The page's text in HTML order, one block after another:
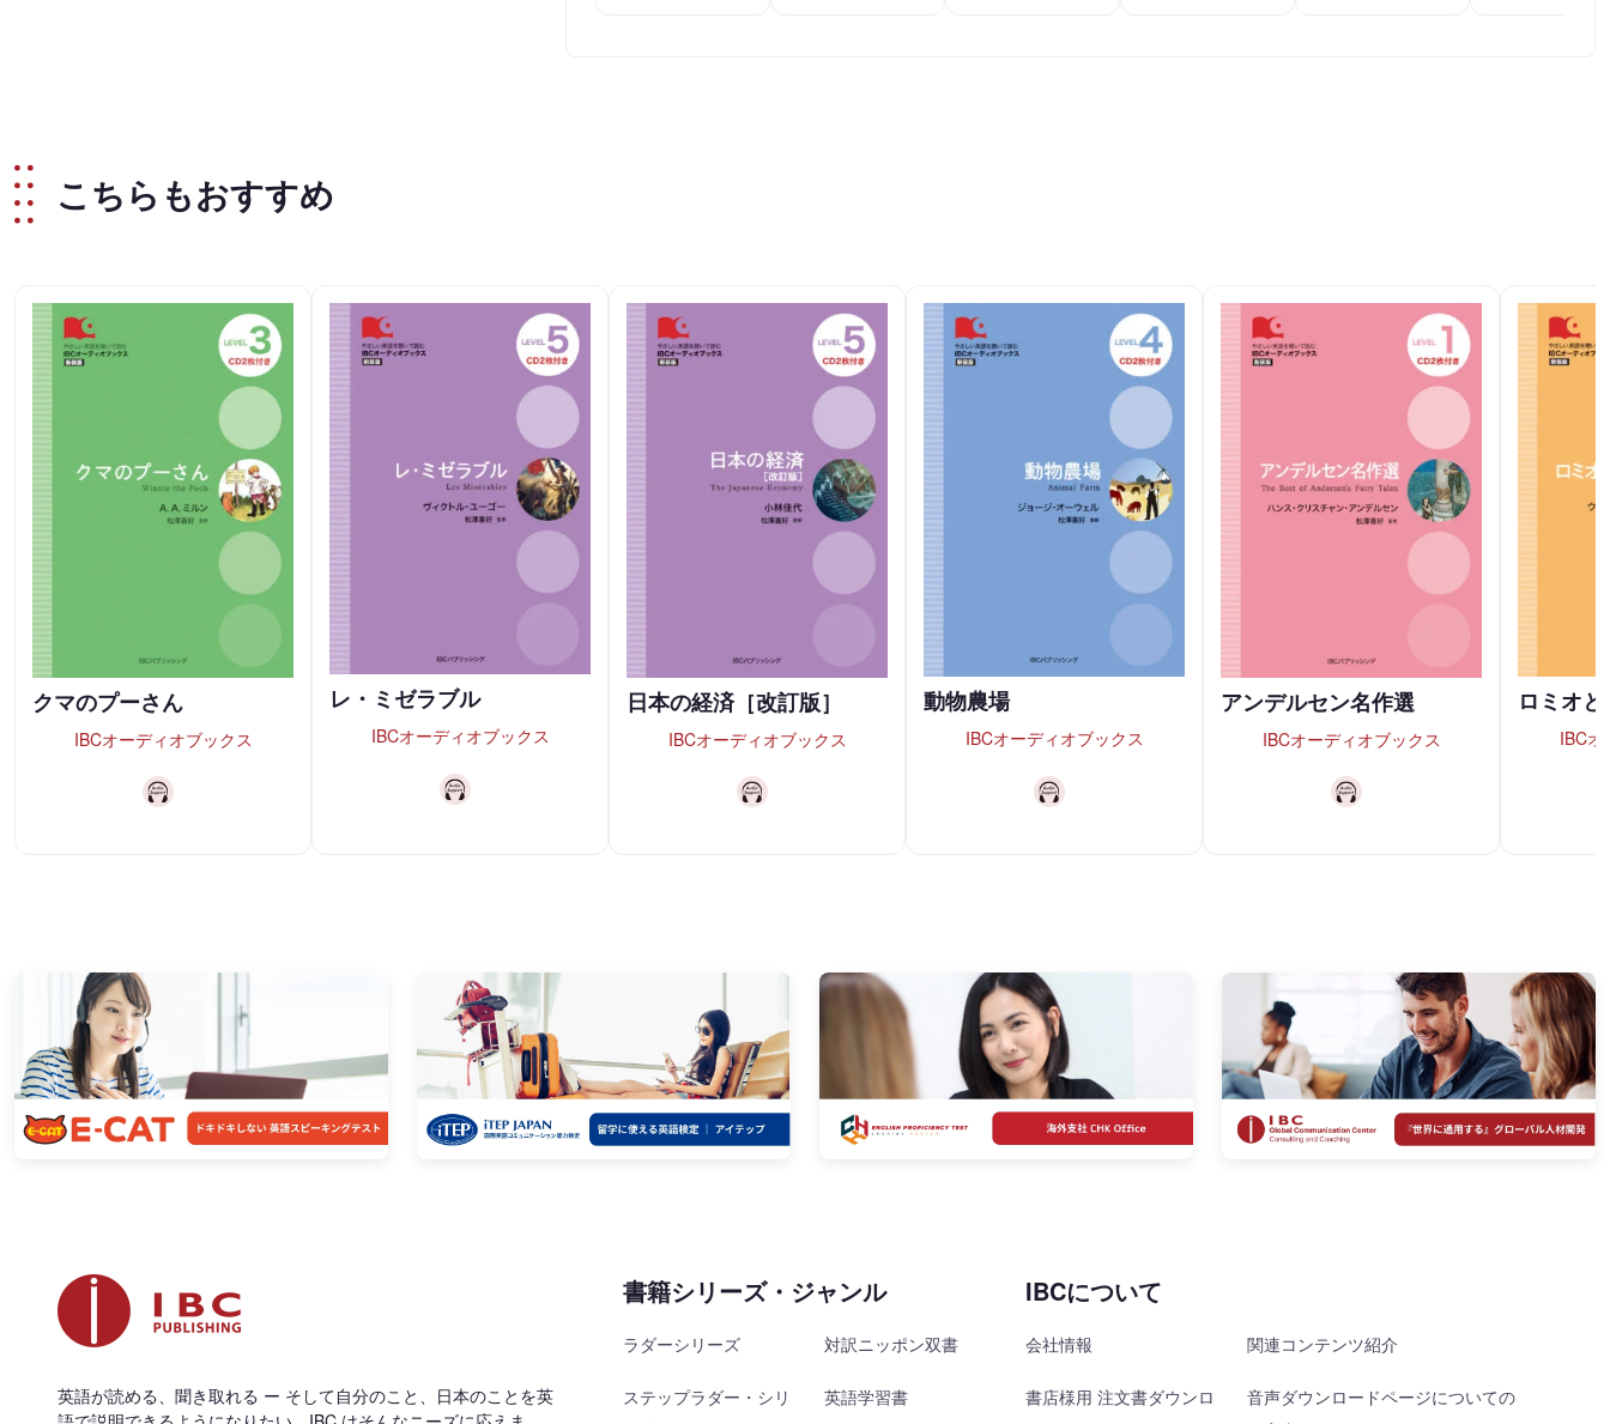
こちらもおすすめ
クマのプーさん
IBCオーディオブックス
レ・ミゼラブル
IBCオーディオブックス
日本の経済［改訂版］
IBCオーディオブックス
動物農場
IBCオーディオブックス
アンデルセン名作選
IBCオーディオブックス
ロミオ
IBCオ
英語が読める、聞き取れる ー そして自分のこと、日本のことを英
書籍シリーズ・ジャンル
ラダーシリーズ
ステップラダー・シリ
対訳ニッポン双書
英語学習書
IBCについて
会社情報
書店様用 注文書ダウンロ
関連コンテンツ紹介
音声ダウンロードページについての